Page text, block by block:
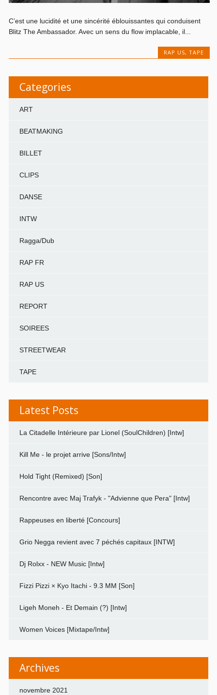
C’est une lucidité et une sincérité éblouissantes qui conduisent
Blitz The Ambassador. Avec un sens du flow implacable, il...
RAP US, TAPE
Categories
ART
BEATMAKING
BILLET
CLIPS
DANSE
INTW
Ragga/Dub
RAP FR
RAP US
REPORT
SOIREES
STREETWEAR
TAPE
Latest Posts
La Citadelle Intérieure par Lionel (SoulChildren) [Intw]
Kill Me - le projet arrive [Sons/Intw]
Hold Tight (Remixed) [Son]
Rencontre avec Maj Trafyk - "Advienne que Pera" [Intw]
Rappeuses en liberté [Concours]
Grio Negga revient avec 7 péchés capitaux [INTW]
Dj Rolxx - NEW Music [Intw]
Fizzi Pizzi × Kyo Itachi - 9.3 MM [Son]
Ligeh Moneh - Et Demain (?) [Intw]
Women Voices [Mixtape/Intw]
Archives
novembre 2021